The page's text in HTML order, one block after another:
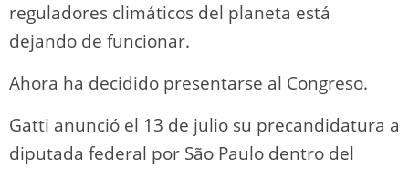
reguladores climáticos del planeta está
dejando de funcionar.
Ahora ha decidido presentarse al Congreso.
Gatti anunció el 13 de julio su precandidatura a
diputada federal por São Paulo dentro del